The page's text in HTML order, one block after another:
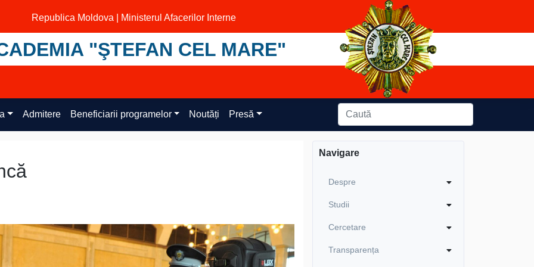
Republica Moldova | Ministerul Afacerilor Interne
"ŞTEFAN CEL MARE"
Admitere Beneficiarii programelor Noutăți Presă
Navigare
Despre
Studii
Cercetare
Transparența